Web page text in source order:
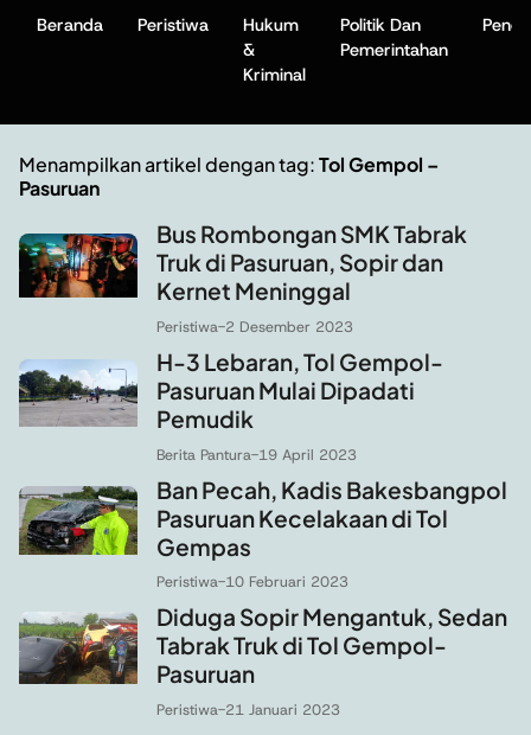
Beranda Peristiwa
Hukum
&
Kriminal
Politik Dan
Pemerintahan
Menampilkan artikel dengan tag:Tol Gempol –
Pasuruan
Bus Rombongan SMK Tabrak
Truk di Pasuruan, Sopir dan
Kernet Meninggal
Peristiwa-2 Desember 2023
H-3 Lebaran, Tol Gempol-
Pasuruan Mulai Dipadati
Pemudik
Berita Pantura-19 April 2023
Ban Pecah, Kadis Bakesbangpol
Pasuruan Kecelakaan di Tol
Gempas
Peristiwa-10 Februari 2023
Diduga Sopir Mengantuk, Sedan
Tabrak Truk di Tol Gempol-
Pasuruan
Peristiwa-21 Januari 2023